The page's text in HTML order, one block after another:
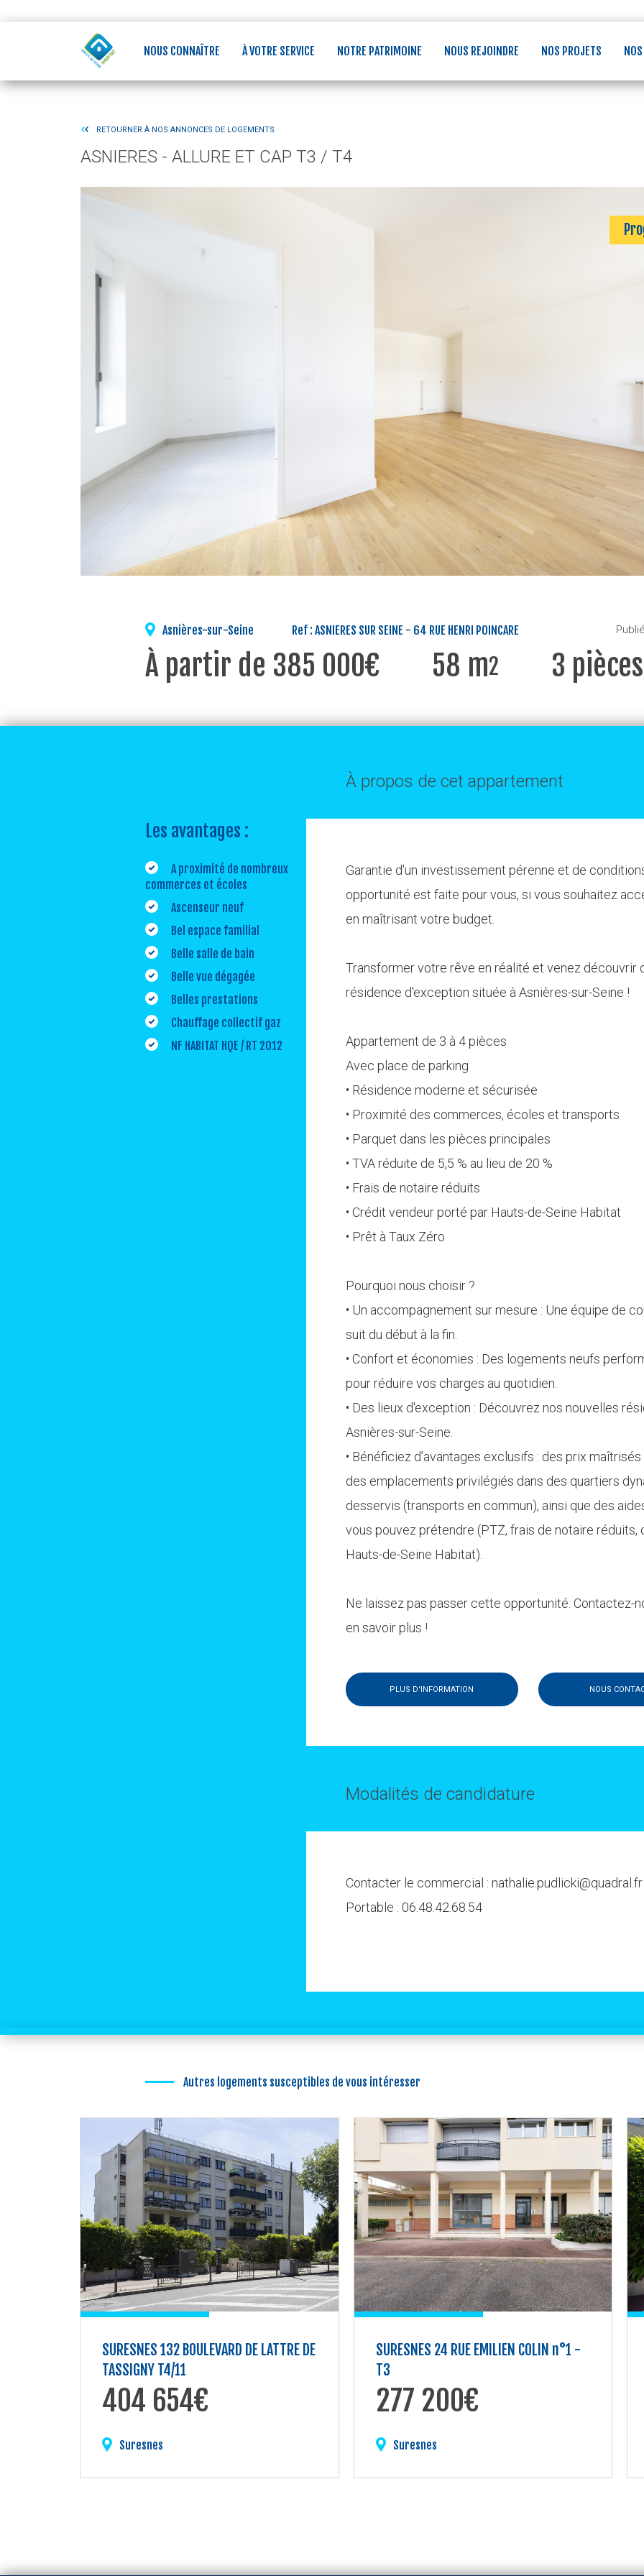
NOUS CONNAÎTRE À VOTRE SERVICE NOTRE PATRIMOINE NOUS REJOINDRE NOS PROJETS
RETOURNER À NOS ANNONCES DE LOGEMENTS
ASNIERES - ALLURE ET CAP T3 / T4
Asnières-sur-Seine Ref : ASNIERES SUR SEINE - 64 RUE HENRI POINCARE
À partir de 385 000€ 58 m2 3 pièces
À propos de cet appartement
Les avantages :
A proximité de nombreux
commerces et écoles
Ascenseur neuf
Bel espace familial
Belle salle de bain
Belle vue dégagée
Belles prestations
Chauffage collectif gaz
NF HABITAT HQE / RT 2012
Garantie d'un investissement pérenne et de
opportunité est faite pour vous, si vous souhaitez
en maîtrisant votre budget.
Transformer votre rêve en réalité et venez découvrir
résidence d'exception située à Asnières-sur-Seine !
Appartement de 3 à 4 pièces
Avec place de parking
• Résidence moderne et sécurisée
• Proximité des commerces, écoles et transports
• Parquet dans les pièces principales
• TVA réduite de 5,5 % au lieu de 20 %
• Frais de notaire réduits
• Crédit vendeur porté par Hauts-de-Seine Habitat
• Prêt à Taux Zéro
Pourquoi nous choisir ?
• Un accompagnement sur mesure : Une équipe de
suit du début à la fin.
• Confort et économies : Des logements neufs
pour réduire vos charges au quotidien.
• Des lieux d'exception : Découvrez nos nouvelles
Asnières-sur-Seine.
• Bénéficiez d’avantages exclusifs : des prix
des emplacements privilégiés dans des quartiers
desservis (transports en commun), ainsi que des
vous pouvez prétendre (PTZ, frais de notaire
Hauts-de-Seine Habitat).
Ne laissez pas passer cette opportunité. Contactez-
en savoir plus !
PLUS D'INFORMATION NOUS
Modalités de candidature
Contacter le commercial : nathalie.pudlicki@quadral.fr
Portable : 06.48.42.68.54
Autres logements susceptibles de vous intéresser
SURESNES 132 BOULEVARD DE LATTRE DE
TASSIGNY T4/11
404 654€
Suresnes
SURESNES 24 RUE EMILIEN COLIN n°1 -
T3
277 200€
Suresnes